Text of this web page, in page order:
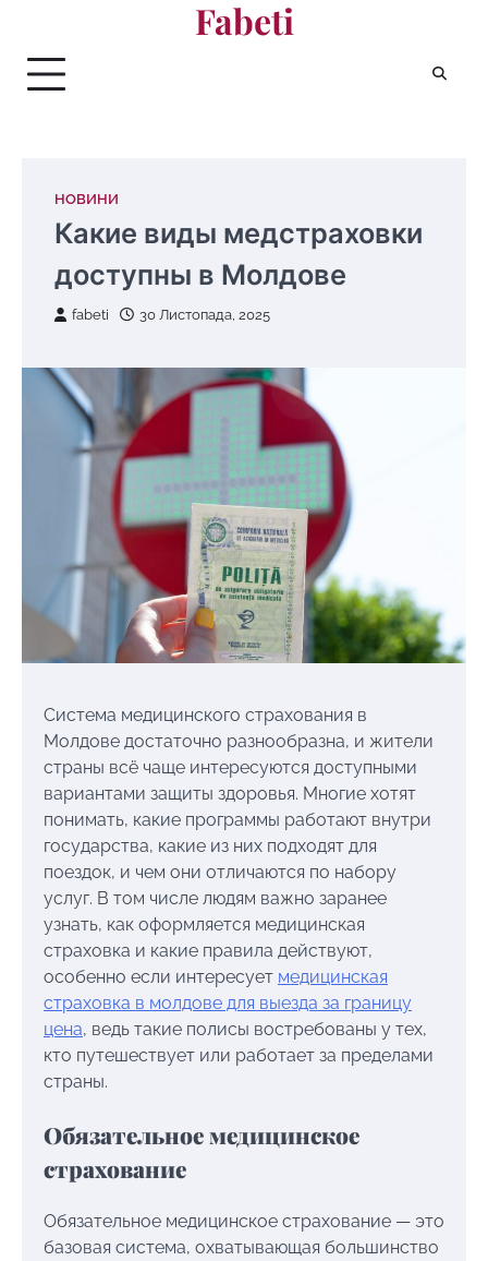
вмісту
Fabeti
НОВИНИ
Какие виды медстраховки
доступны в Молдове
fabeti 30 Листопада, 2025
Система медицинского страхования в
Молдове достаточно разнообразна, и жители
страны всё чаще интересуются доступными
вариантами защиты здоровья. Многие хотят
понимать, какие программы работают внутри
государства, какие из них подходят для
поездок, и чем они отличаются по набору
услуг. В том числе людям важно заранее
узнать, как оформляется медицинская
страховка и какие правила действуют,
особенно если интересует медицинская
страховка в молдове для выезда за границу
цена, ведь такие полисы востребованы у тех,
кто путешествует или работает за пределами
страны.
Обязательное медицинское
страхование
Обязательное медицинское страхование — это
базовая система, охватывающая большинство